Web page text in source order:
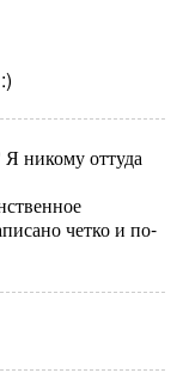
никому оттуда
четко и по-